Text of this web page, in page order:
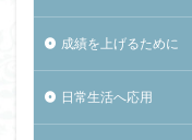
成績を上げるために
日常生活へ応用